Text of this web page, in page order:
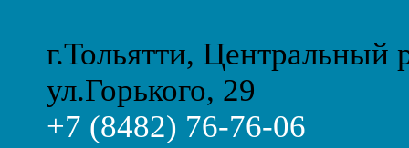
г.Тольятти, Центральный
ул.Горького, 29
+7 (8482) 76-76-06